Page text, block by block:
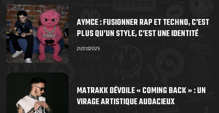
AYMCE : FUSIONNER RAP ET TECHNO, C’EST
PLUS QU’UN STYLE, C’EST UNE IDENTITÉ
21/07/2025
MATRAKK DÉVOILE « COMING BACK » : UN
VIRAGE ARTISTIQUE AUDACIEUX